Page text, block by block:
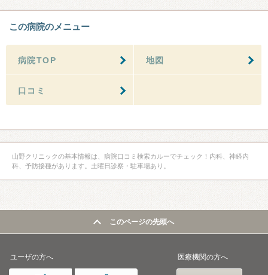
この病院のメニュー
病院TOP 地図
口コミ
山野クリニックの基本情報は、病院口コミ検索カルーでチェック！内科、神経内
科、予防接種があります。土曜日診察・駐車場あり。
このページの先頭へ
ユーザの方へ 医療機関の方へ